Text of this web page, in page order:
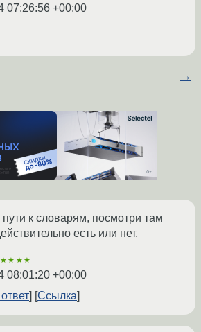
07:26:56 +00:00
→
к словарям, посмотри там
есть или нет.
08:01:20 +00:00
Ссылка